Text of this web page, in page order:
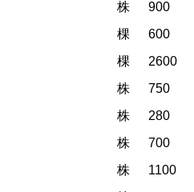
株
900
棵
600
棵
2600
株 750
株 280
株
700
株
1100